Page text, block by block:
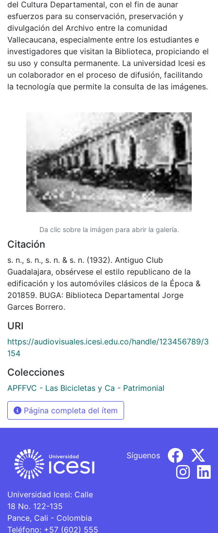
del Cultura Departamental, con el fin de aunar
esfuerzos para su conservación, preservación y
divulgación del Archivo entre la comunidad
Vallecaucana, especialmente entre los estudiantes e
investigadores que visitan la Biblioteca, propiciando el
su uso y consulta permanente. La universidad Icesi es
un colaborador en el proceso de difusión, facilitando
la tecnología que permite la consulta de las imágenes.
Da clic sobre la imágen para abrir la galería.
Citación
s. n., s. n., s. n. & s. n. (1932). Antiguo Club
Guadalajara, obsérvese el estilo republicano de la
edificación y los automóviles clásicos de la Época &
201859. BUGA: Biblioteca Departamental Jorge
Garces Borrero.
URI
https://audiovisuales.icesi.edu.co/handle/123456789/3
154
Colecciones
APFFVC - Las Bicicletas y Ca - Patrimonial
Página completa del ítem
Universidad Icesi: Calle
18 No. 122-135
Pance, Cali - Colombia
Teléfono: +57 (602) 555
Síguenos